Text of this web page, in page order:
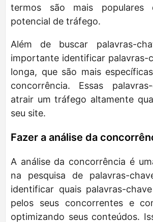
termos são mais populares
potencial de tráfego.
Além de buscar palavras-
importante identificar palavras-
longa, que são mais
concorrência. Essas
atrair um tráfego altamente
seu site.
Fazer a análise da
A análise da concorrência é
na pesquisa de palavras-
identificar quais palavras-
pelos seus concorrentes e
optimizando seus conteúdos.